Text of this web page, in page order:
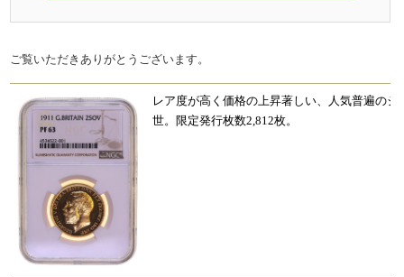
ご覧いただきありがとうございます。
レア度が高く価格の上昇著しい、人気普遍のジ
世。限定発行枚数2,812枚。